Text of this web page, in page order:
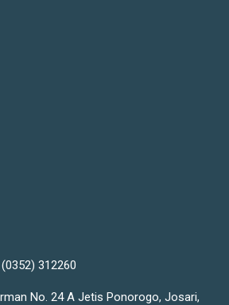
312260
No. 24 A Jetis Ponorogo, Josari,